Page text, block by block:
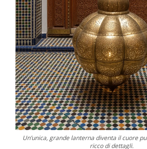
Un’unica, grande lanterna diventa il cuore
ricco di dettagli.